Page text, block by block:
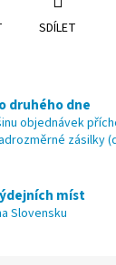
SDÍLET
druhého dne
objednávek
zásilky
míst
Slovensku